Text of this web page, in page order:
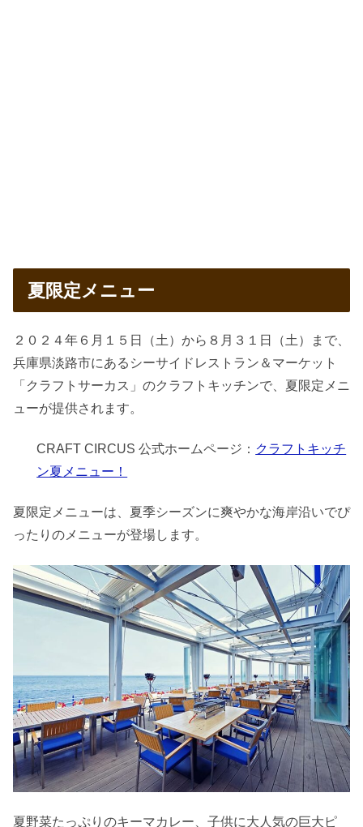
夏限定メニュー
２０２４年６月１５日（土）から８月３１日（土）まで、
兵庫県淡路市にあるシーサイドレストラン＆マーケット
「クラフトサーカス」のクラフトキッチンで、夏限定メニ
ューが提供されます。
CRAFT CIRCUS 公式ホームページ： クラフトキッチ
ン夏メニュー！
夏限定メニューは、夏季シーズンに爽やかな海岸沿いでぴ
ったりのメニューが登場します。
夏野菜たっぷりのキーマカレー、子供に大人気の巨大ピ